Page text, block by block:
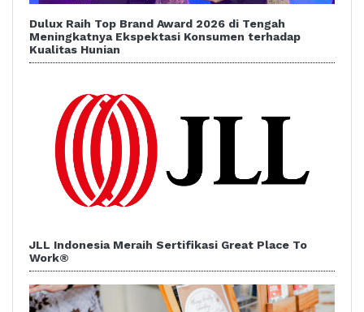
Dulux Raih Top Brand Award 2026 di Tengah
Meningkatnya Ekspektasi Konsumen terhadap
Kualitas Hunian
JLL Indonesia Meraih Sertifikasi Great Place To
Work®